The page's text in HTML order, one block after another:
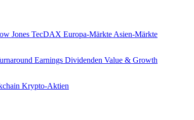
Jones TecDAX Europa-Märkte Asien-Märkte
Earnings Dividenden Value & Growth
Krypto-Aktien